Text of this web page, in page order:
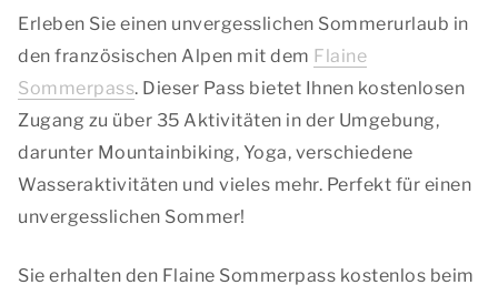
Erleben Sie einen unvergesslichen Sommerurlaub in
den französischen Alpen mit dem Flaine
Sommerpass. Dieser Pass bietet Ihnen kostenlosen
Zugang zu über 35 Aktivitäten in der Umgebung,
darunter Mountainbiking, Yoga, verschiedene
Wasseraktivitäten und vieles mehr. Perfekt für einen
unvergesslichen Sommer!
Sie erhalten den Flaine Sommerpass kostenlos beim